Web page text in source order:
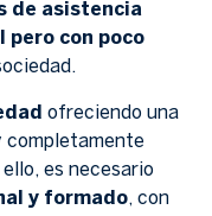
de asistencia
pero con poco
ofreciendo una
completamente
es necesario
y formado, con